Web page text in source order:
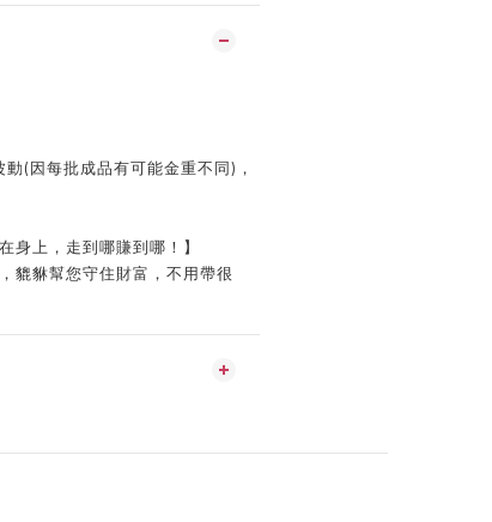
(因每批成品有可能金重不同)，
身上，走到哪賺到哪！】
貔貅幫您守住財富，不用帶很